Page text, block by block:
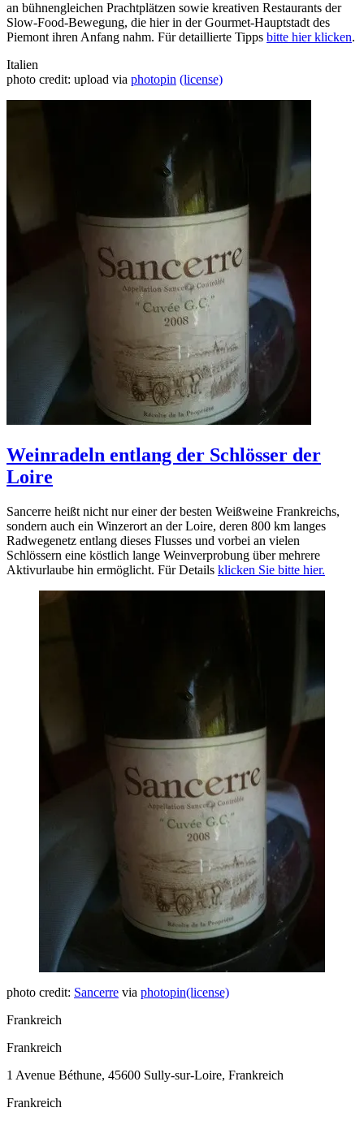
an bühnengleichen Prachtplätzen sowie kreativen Restaurants der
Slow-Food-Bewegung, die hier in der Gourmet-Hauptstadt des
Piemont ihren Anfang nahm. Für detaillierte Tipps bitte hier klicken.
Italien
photo credit: upload via photopin (license)
Weinradeln entlang der Schlösser der
Loire
Sancerre heißt nicht nur einer der besten Weißweine Frankreichs,
sondern auch ein Winzerort an der Loire, deren 800 km langes
Radwegenetz entlang dieses Flusses und vorbei an vielen
Schlössern eine köstlich lange Weinverprobung über mehrere
Aktivurlaube hin ermöglicht. Für Details klicken Sie bitte hier.
photo credit: Sancerre via photopin(license)
Frankreich
Frankreich
1 Avenue Béthune, 45600 Sully-sur-Loire, Frankreich
Frankreich